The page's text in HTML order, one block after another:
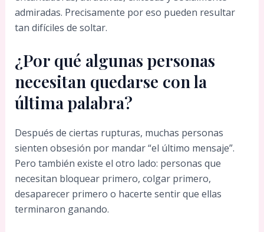
admiradas. Precisamente por eso pueden resultar
tan difíciles de soltar.
¿Por qué algunas personas
necesitan quedarse con la
última palabra?
Después de ciertas rupturas, muchas personas
sienten obsesión por mandar “el último mensaje”.
Pero también existe el otro lado: personas que
necesitan bloquear primero, colgar primero,
desaparecer primero o hacerte sentir que ellas
terminaron ganando.